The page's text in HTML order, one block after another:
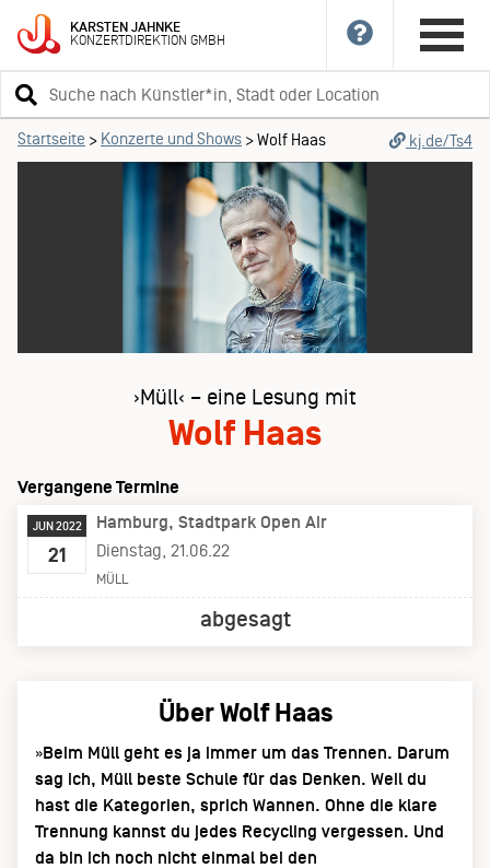
KARSTENJAHNKE
KONZERTDIREKTIONGMBH
Suchbegriff
eingeben
Startseite > Konzerte und Shows >Wolf Haas kj.de/Ts4
›Müll‹ – eine Lesung mit
Wolf Haas
Vergangene Termine
JUN 2022
21
Hamburg Stadtpark Open Air
Dienstag, 21.06.22
MÜLL
abgesagt
Über Wolf Haas
»Beim Müll geht es ja immer um das Trennen. Darum
sag ich, Müll beste Schule für das Denken. Weil du
hast die Kategorien, sprich Wannen. Ohne die klare
Trennung kannst du jedes Recycling vergessen. Und
da bin ich noch nicht einmal bei den